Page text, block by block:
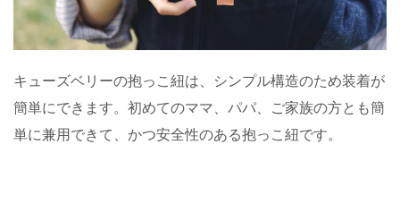
キューズベリーの抱っこ紐は、シンプル構造のため装着が
簡単にできます。初めてのママ、パパ、ご家族の方とも簡
単に兼用できて、かつ安全性のある抱っこ紐です。